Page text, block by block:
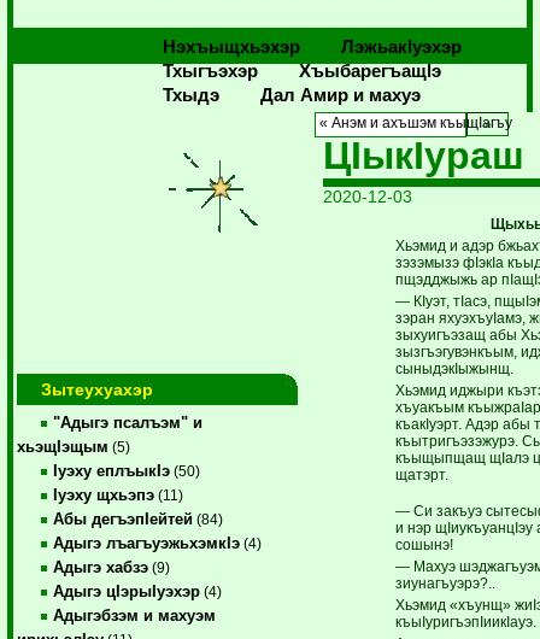
Нэхъыщхьэхэр
Лэжьакlуэхэр
Тхыгъэхэр
Хъыбарегъащlэ
Тхыдэ
Дал Амир и махуэ
Зытеухуахэр
"Адыгэ псалъэм" и
хьэщIэщым (5)
Iуэху еплъыкIэ (50)
Iуэху щхьэпэ (11)
Абы дегъэпIейтей (84)
Адыгэ лъагъуэжьхэмкIэ (4)
Адыгэ хабзэ (9)
Адыгэ цIэрыIуэхэр (4)
Адыгэбзэм и махуэм
« Анэм и ахъшэм къыщIагъу
ЦIыкIураш
2020-12-03
Хьэмид и адэр
зэзэмызэ фIэкIа
пщэдджыжь ар
— КIуэт, тIасэ,
зэран яхуэхъуIамэ,
зыхуигъэзащ абы
зызгъэгувэнкъым,
сыныдэкIыжынщ.
Хьэмид иджыри
хъуакъым
къакIуэрт. Адэр
къытригъэзэжурэ.
къыщыпщащ щIалэ
щатэрт.
— Си закъуэ
и нэр
сошынэ!
— Махуэ
зиунагъуэрэ?..
Хьэмид «хъунщ»
къыIуригъэпIиикIауэ.